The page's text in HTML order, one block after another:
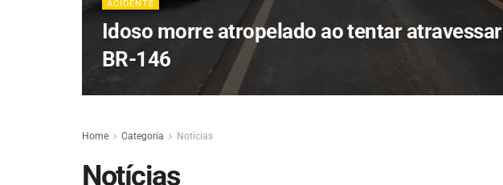
ACIDENTE
Idoso morre atropelado ao tentar atravessar
BR-146
Home Categoria Notícias
Notícias